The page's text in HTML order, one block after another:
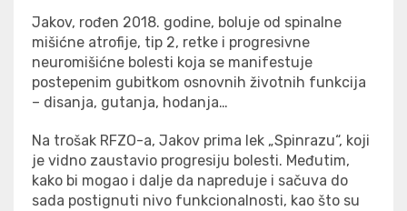
Jakov, rođen 2018. godine, boluje od spinalne
mišićne atrofije, tip 2, retke i progresivne
neuromišićne bolesti koja se manifestuje
postepenim gubitkom osnovnih životnih funkcija
– disanja, gutanja, hodanja…
Na trošak RFZO-a, Jakov prima lek „Spinrazu“, koji
je vidno zaustavio progresiju bolesti. Međutim,
kako bi mogao i dalje da napreduje i sačuva do
sada postignuti nivo funkcionalnosti, kao što su